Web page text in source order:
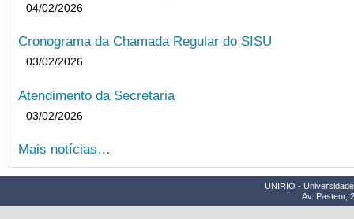
04/02/2026
Cronograma da Chamada Regular do SISU
03/02/2026
Atendimento da Secretaria
03/02/2026
Mais notícias…
UNIRIO -
Av. Pasteur,